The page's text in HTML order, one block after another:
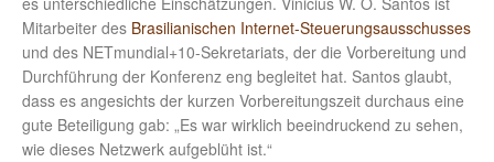
Mitarbeiter des Brasilianischen Internet-Steuerungsausschusses
und des NETmundial+10-Sekretariats, der die Vorbereitung und
Durchführung der Konferenz eng begleitet hat. Santos glaubt,
dass es angesichts der kurzen Vorbereitungszeit durchaus eine
gute Beteiligung gab: „Es war wirklich beeindruckend zu sehen,
wie dieses Netzwerk aufgeblüht ist.“